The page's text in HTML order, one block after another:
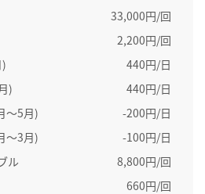
33,000円/回
2,200円/回
440円/日
)
440円/日
～5月)
-200円/日
～3月)
-100円/日
ル
8,800円/回
660円/回